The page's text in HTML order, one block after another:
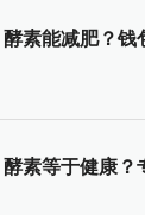
酵素能减肥？
酵素等于健康